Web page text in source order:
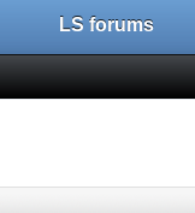
LS forums